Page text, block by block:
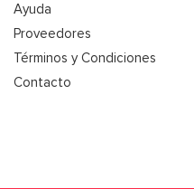
Ayuda
Proveedores
Términos y Condiciones
Contacto